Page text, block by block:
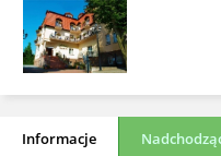
Informacje